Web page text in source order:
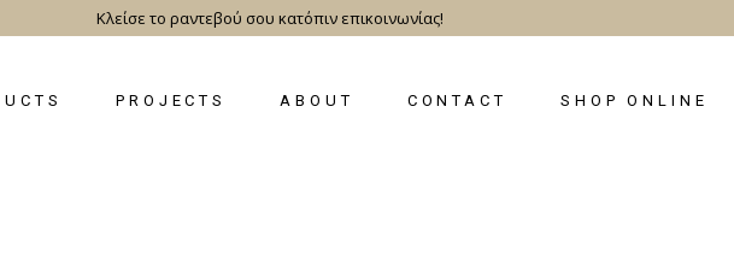
Κλείσε το ραντεβού σου κατόπιν επικοινωνίας!
PROJECTS ABOUT CONTACT SHOP ONLINE